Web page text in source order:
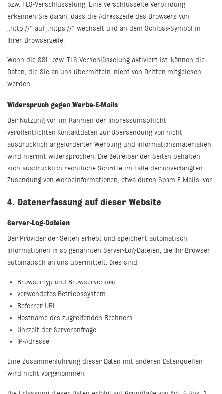
bzw. TLS-Verschlüsselung. Eine verschlüsselte Verbindung
erkennen Sie daran, dass die Adresszeile des Browsers von
„http://“ auf „https://“ wechselt und an dem Schloss-Symbol in
Ihrer Browserzeile.
Wenn die SSL- bzw. TLS-Verschlüsselung aktiviert ist, können die
Daten, die Sie an uns übermitteln, nicht von Dritten mitgelesen
werden.
Widerspruch gegen Werbe-E-Mails
Der Nutzung von im Rahmen der Impressumspflicht
veröffentlichten Kontaktdaten zur Übersendung von nicht
ausdrücklich angeforderter Werbung und Informationsmaterialien
wird hiermit widersprochen. Die Betreiber der Seiten behalten
sich ausdrücklich rechtliche Schritte im Falle der unverlangten
Zusendung von Werbeinformationen, etwa durch Spam-E-Mails, vor.
4. Datenerfassung auf dieser Website
Server-Log-Dateien
Der Provider der Seiten erhebt und speichert automatisch
Informationen in so genannten Server-Log-Dateien, die Ihr Browser
automatisch an uns übermittelt. Dies sind:
Browsertyp und Browserversion
verwendetes Betriebssystem
Referrer URL
Hostname des zugreifenden Rechners
Uhrzeit der Serveranfrage
IP-Adresse
Eine Zusammenführung dieser Daten mit anderen Datenquellen
wird nicht vorgenommen.